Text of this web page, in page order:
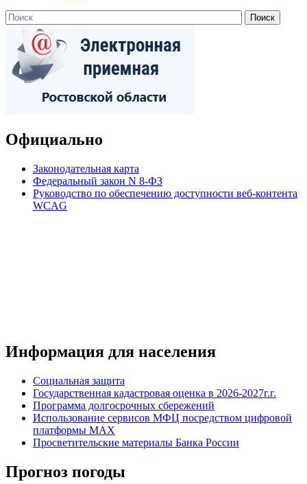
Официально
Законодательная карта
Федеральный закон N 8-ФЗ
Руководство по обеспечению доступности веб-контента
WCAG
Информация для населения
Социальная защита
Государственная кадастровая оценка в 2026-2027г.г.
Программа долгосрочных сбережений
Использование сервисов МФЦ посредством цифровой
платформы MAX
Просветительские материалы Банка России
Прогноз погоды